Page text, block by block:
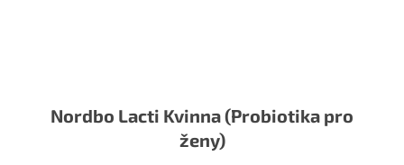
Nordbo Lacti Kvinna (Probiotika pro
ženy)